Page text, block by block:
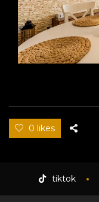
0 likes
tiktok